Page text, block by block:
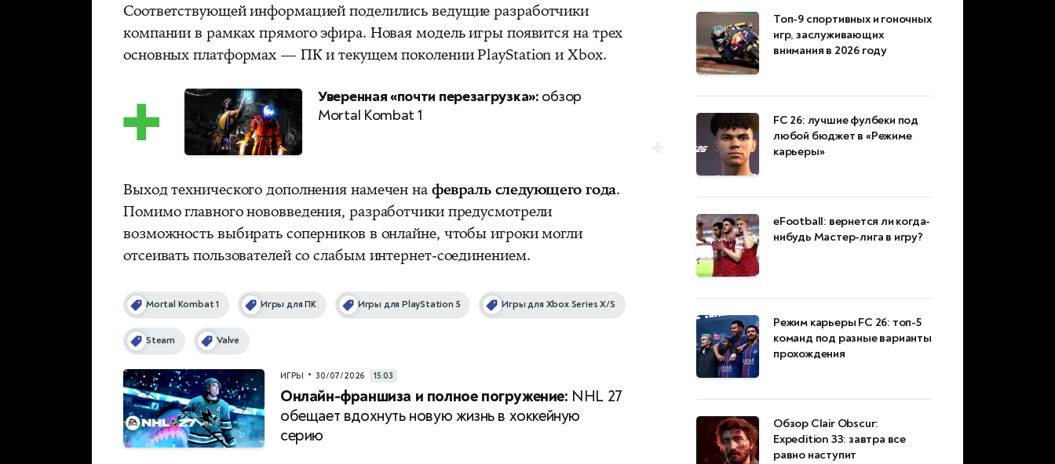
Соответствующей информацией поделились ведущие разработчики
компании в рамках прямого эфира. Новая модель игры появится на трех
основных платформах — ПК и текущем поколении PlayStation и Xbox.
Уверенная «почти перезагрузка»: обзор
Mortal Kombat 1
Выход технического дополнения намечен нафевраль следующего года.
Помимо главного нововведения, разработчики предусмотрели
возможность выбирать соперников в онлайне, чтобы игроки могли
отсеивать пользователей со слабым интернет-соединением.
Mortal Kombat 1 Игры для ПК Игры для PlayStation 5 Игры для Xbox Series X/S
Steam Valve
ИГРЫ • 30/07/2026 15:03
Онлайн-франшиза и полное погружение: NHL 27
обещает вдохнуть новую жизнь в хоккейную
серию
Топ-9 спортивных и гоночных
игр, заслуживающих
внимания в 2026 году
FC 26: лучшие фулбеки под
любой бюджет в «Режиме
карьеры»
eFootball: вернется ли когда-
нибудь Мастер-лига в игру?
Режим карьеры FC 26: топ-5
команд под разные варианты
прохождения
Обзор Clair Obscur:
Expedition 33: завтра все
равно наступит